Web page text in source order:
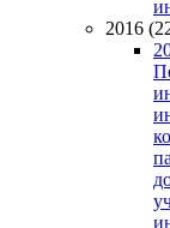
2016